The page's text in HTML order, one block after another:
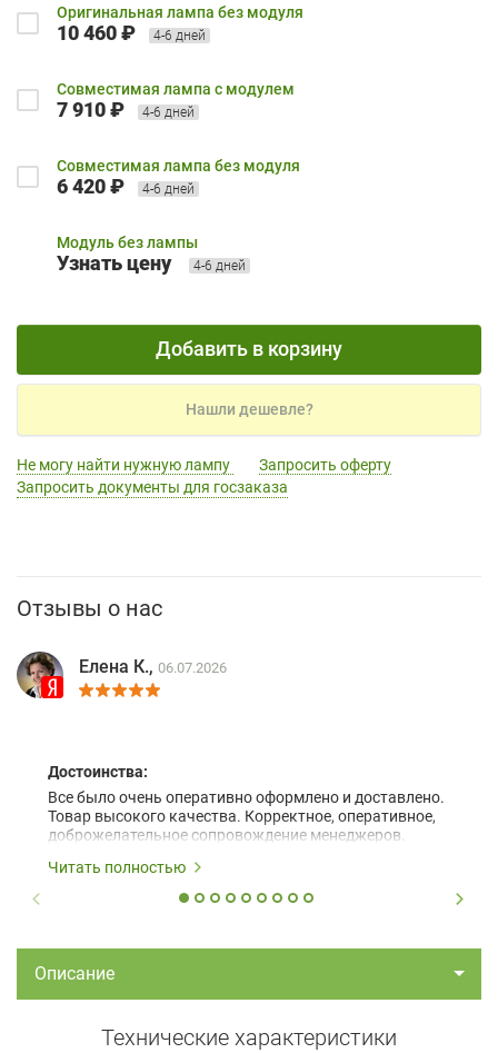
Оригинальная лампа без модуля
10 460 ₽ 4-6 дней
Совместимая лампа с модулем
7 910 ₽ 4-6 дней
Совместимая лампа без модуля
6 420 ₽ 4-6 дней
Модуль без лампы
Узнать цену 4-6 дней
Добавить в корзину
Нашли дешевле?
Не могу найти нужную лампу
Запросить оферту
Запросить документы для госзаказа
Отзывы о нас
Елена К., 06.07.2026
Достоинства:
Все было очень оперативно оформлено и доставлено.
Товар высокого качества. Корректное, оперативное,
доброжелательное сопровождение менеджеров.
Читать полностью
Описание
Технические характеристики